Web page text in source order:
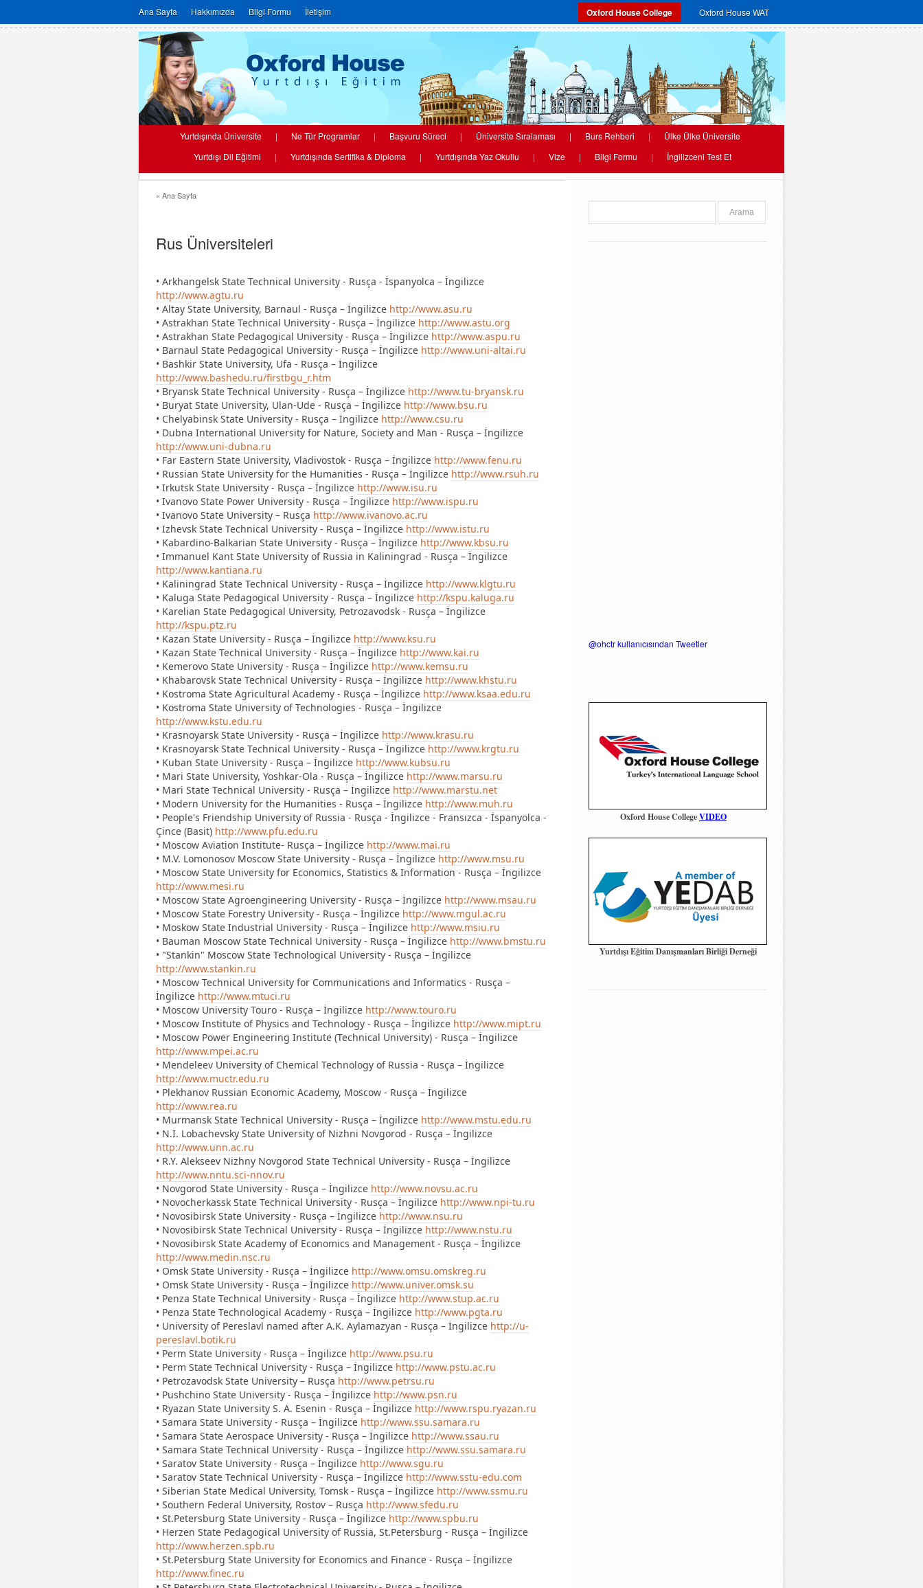
Ana Sayfa Hakkımızda Bilgi Formu İletişim Oxford House College Oxford House WAT
Yurtdışında Üniversite | Ne Tür Programlar | Başvuru Süreci | Üniversite Sıralaması | Burs Rehberi |
Ülke Ülke Üniversite
Yurtdışı Dil Eğitimi
| Yurtdışında Sertifika & Diploma | Yurtdışında Yaz Okullu | Vize | Bilgi Formu | İngilizceni Test Et
« Ana Sayfa
Rus Üniversiteleri
• Arkhangelsk State Technical University - Rusça - İspanyolca – İngilizce
http://www.agtu.ru
• Altay State University, Barnaul - Rusça – İngilizce http://www.asu.ru
• Astrakhan State Technical University - Rusça – İngilizce http://www.astu.org
• Astrakhan State Pedagogical University - Rusça – İngilizce http://www.aspu.ru
• Barnaul State Pedagogical University - Rusça – İngilizce http://www.uni-altai.ru
• Bashkir State University, Ufa - Rusça – İngilizce
http://www.bashedu.ru/firstbgu_r.htm
• Bryansk State Technical University - Rusça – İngilizce http://www.tu-bryansk.ru
• Buryat State University, Ulan-Ude - Rusça – İngilizce http://www.bsu.ru
• Chelyabinsk State University - Rusça – İngilizce http://www.csu.ru
• Dubna International University for Nature, Society and Man - Rusça – İngilizce
http://www.uni-dubna.ru
• Far Eastern State University, Vladivostok - Rusça – İngilizce http://www.fenu.ru
• Russian State University for the Humanities - Rusça – İngilizce http://www.rsuh.ru
• Irkutsk State University - Rusça – İngilizce http://www.isu.ru
• Ivanovo State Power University - Rusça – İngilizce http://www.ispu.ru
• Ivanovo State University – Rusça http://www.ivanovo.ac.ru
• Izhevsk State Technical University - Rusça – İngilizce http://www.istu.ru
• Kabardino-Balkarian State University - Rusça – İngilizce http://www.kbsu.ru
• Immanuel Kant State University of Russia in Kaliningrad - Rusça – İngilizce
http://www.kantiana.ru
• Kaliningrad State Technical University - Rusça – İngilizce http://www.klgtu.ru
• Kaluga State Pedagogical University - Rusça – İngilizce http://kspu.kaluga.ru
• Karelian State Pedagogical University, Petrozavodsk - Rusça – İngilizce
http://kspu.ptz.ru
• Kazan State University - Rusça – İngilizce http://www.ksu.ru
• Kazan State Technical University - Rusça – İngilizce http://www.kai.ru
• Kemerovo State University - Rusça – İngilizce http://www.kemsu.ru
• Khabarovsk State Technical University - Rusça – İngilizce http://www.khstu.ru
• Kostroma State Agricultural Academy - Rusça – İngilizce http://www.ksaa.edu.ru
• Kostroma State University of Technologies - Rusça – İngilizce
http://www.kstu.edu.ru
• Krasnoyarsk State University - Rusça – İngilizce http://www.krasu.ru
• Krasnoyarsk State Technical University - Rusça – İngilizce http://www.krgtu.ru
• Kuban State University - Rusça – İngilizce http://www.kubsu.ru
• Mari State University, Yoshkar-Ola - Rusça – İngilizce http://www.marsu.ru
• Mari State Technical University - Rusça – İngilizce http://www.marstu.net
• Modern University for the Humanities - Rusça – İngilizce http://www.muh.ru
• People's Friendship University of Russia - Rusça - İngilizce - Fransızca - İspanyolca -
Çince (Basit) http://www.pfu.edu.ru
• Moscow Aviation Institute- Rusça – İngilizce http://www.mai.ru
• M.V. Lomonosov Moscow State University - Rusça – İngilizce http://www.msu.ru
• Moscow State University for Economics, Statistics & Information - Rusça – İngilizce
http://www.mesi.ru
• Moscow State Agroengineering University - Rusça – İngilizce http://www.msau.ru
• Moscow State Forestry University - Rusça – İngilizce http://www.mgul.ac.ru
• Moskow State Industrial University - Rusça – İngilizce http://www.msiu.ru
• Bauman Moscow State Technical University - Rusça – İngilizce http://www.bmstu.ru
• "Stankin" Moscow State Technological University - Rusça – İngilizce
http://www.stankin.ru
• Moscow Technical University for Communications and Informatics - Rusça –
İngilizce http://www.mtuci.ru
• Moscow University Touro - Rusça – İngilizce http://www.touro.ru
• Moscow Institute of Physics and Technology - Rusça – İngilizce http://www.mipt.ru
• Moscow Power Engineering Institute (Technical University) - Rusça – İngilizce
http://www.mpei.ac.ru
• Mendeleev University of Chemical Technology of Russia - Rusça – İngilizce
http://www.muctr.edu.ru
• Plekhanov Russian Economic Academy, Moscow - Rusça – İngilizce
http://www.rea.ru
• Murmansk State Technical University - Rusça – İngilizce http://www.mstu.edu.ru
• N.I. Lobachevsky State University of Nizhni Novgorod - Rusça – İngilizce
http://www.unn.ac.ru
• R.Y. Alekseev Nizhny Novgorod State Technical University - Rusça – İngilizce
http://www.nntu.sci-nnov.ru
• Novgorod State University - Rusça – İngilizce http://www.novsu.ac.ru
• Novocherkassk State Technical University - Rusça – İngilizce http://www.npi-tu.ru
• Novosibirsk State University - Rusça – İngilizce http://www.nsu.ru
• Novosibirsk State Technical University - Rusça – İngilizce http://www.nstu.ru
• Novosibirsk State Academy of Economics and Management - Rusça – İngilizce
http://www.medin.nsc.ru
• Omsk State University - Rusça – İngilizce http://www.omsu.omskreg.ru
• Omsk State University - Rusça – İngilizce http://www.univer.omsk.su
• Penza State Technical University - Rusça – İngilizce http://www.stup.ac.ru
• Penza State Technological Academy - Rusça – İngilizce http://www.pgta.ru
• University of Pereslavl named after A.K. Aylamazyan - Rusça – İngilizce http://u-
pereslavl.botik.ru
• Perm State University - Rusça – İngilizce http://www.psu.ru
• Perm State Technical University - Rusça – İngilizce http://www.pstu.ac.ru
• Petrozavodsk State University – Rusça http://www.petrsu.ru
• Pushchino State University - Rusça – İngilizce http://www.psn.ru
• Ryazan State University S. A. Esenin - Rusça – İngilizce http://www.rspu.ryazan.ru
• Samara State University - Rusça – İngilizce http://www.ssu.samara.ru
• Samara State Aerospace University - Rusça – İngilizce http://www.ssau.ru
• Samara State Technical University - Rusça – İngilizce http://www.ssu.samara.ru
• Saratov State University - Rusça – İngilizce http://www.sgu.ru
• Saratov State Technical University - Rusça – İngilizce http://www.sstu-edu.com
• Siberian State Medical University, Tomsk - Rusça – İngilizce http://www.ssmu.ru
• Southern Federal University, Rostov – Rusça http://www.sfedu.ru
• St.Petersburg State University - Rusça – İngilizce http://www.spbu.ru
• Herzen State Pedagogical University of Russia, St.Petersburg - Rusça – İngilizce
http://www.herzen.spb.ru
• St.Petersburg State University for Economics and Finance - Rusça – İngilizce
http://www.finec.ru
@ohctr kullanıcısından Tweetler
Oxford House CollegeVIDEO
Yurtdışı Eğitim Danışmanları Birliği Derneği